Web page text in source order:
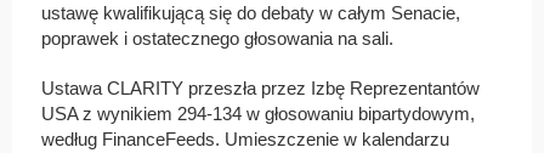
ustawę kwalifikującą się do debaty w całym Senacie,
poprawek i ostatecznego głosowania na sali.
Ustawa CLARITY przeszła przez Izbę Reprezentantów
USA z wynikiem 294-134 w głosowaniu bipartydowym,
według FinanceFeeds. Umieszczenie w kalendarzu